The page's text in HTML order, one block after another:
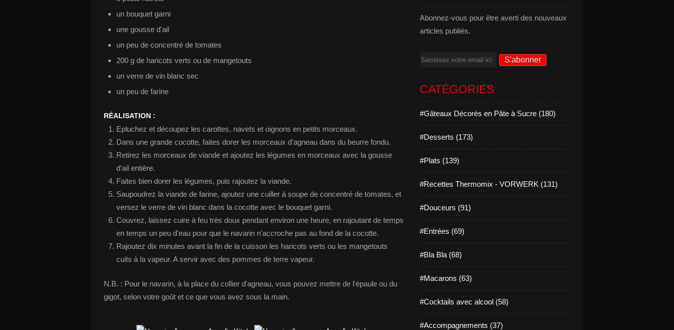
un bouquet garni
une gousse d'ail
un peu de concentré de tomates
200 g de haricots verts ou de mangetouts
un verre de vin blanc sec
un peu de farine
RÉALISATION :
Epluchez et découpez les carottes, navets et oignons en petits morceaux.
Dans une grande cocotte, faites dorer les morceaux d'agneau dans du beurre fondu.
Retirez les morceaux de viande et ajoutez les légumes en morceaux avec la gousse
d'ail entière.
Faites bien dorer les légumes, puis rajoutez la viande.
Saupoudrez la viande de farine, ajoutez une cuiller à soupe de concentré de tomates, et
versez le verre de vin blanc dans la cocotte avec le bouquet garni.
Couvrez, laissez cuire à feu très doux pendant environ une heure, en rajoutant de temps
en temps un peu d'eau pour que le navarin n'accroche pas au fond de la cocotte.
Rajoutez dix minutes avant la fin de la cuisson les haricots verts ou les mangetouts
cuits à la vapeur. A servir avec des pommes de terre vapeur.
N.B. : Pour le navarin, à la place du collier d'agneau, vous pouvez mettre de l'épaule ou du
gigot, selon votre goût et ce que vous avez sous la main.
Abonnez-vous pour être averti des nouveaux
articles publiés.
Email
CATÉGORIES
#Gâteaux Décorés en Pâte à Sucre (180)
#Desserts (173)
#Plats (139)
#Recettes Thermomix - VORWERK (131)
#Douceurs (91)
#Entrées (69)
#Bla Bla (68)
#Macarons (63)
#Cocktails avec alcool (58)
#Accompagnements (37)